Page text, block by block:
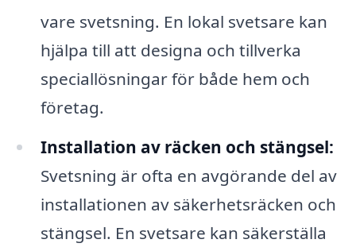
vare svetsning. En lokal svetsare kan
hjälpa till att designa och tillverka
speciallösningar för både hem och
företag.
Installation av räcken och stängsel:
Svetsning är ofta en avgörande del av
installationen av säkerhetsräcken och
stängsel. En svetsare kan säkerställa